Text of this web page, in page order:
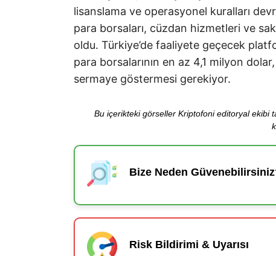
lisanslama ve operasyonel kuralları
para borsaları, cüzdan hizmetleri ve
oldu. Türkiye’de faaliyete geçecek
para borsalarının en az 4,1 milyon
sermaye göstermesi gerekiyor.
Bu içerikteki görseller Kriptofoni editoryal ekibi
Bize Neden
Risk Bildirimi & Uyarısı